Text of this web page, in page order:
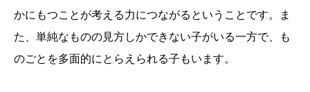
かにもつことが考える力につながるということです。ま
た、単純なものの見方しかできない子がいる一方で、も
のごとを多面的にとらえられる子もいます。